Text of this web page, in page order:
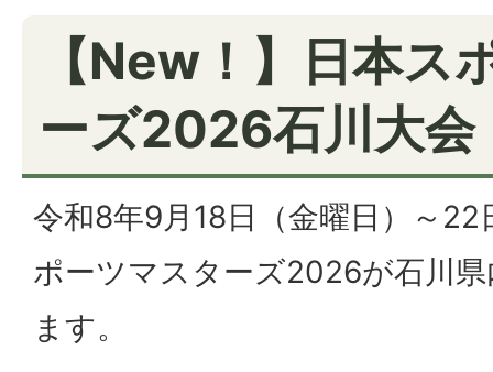
【New！】日本ス
ーズ2026石川大会
令和8年9月18日（金曜日）～
ポーツマスターズ2026が石川
ます。